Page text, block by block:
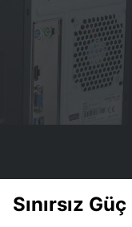
Sınırsız Güç